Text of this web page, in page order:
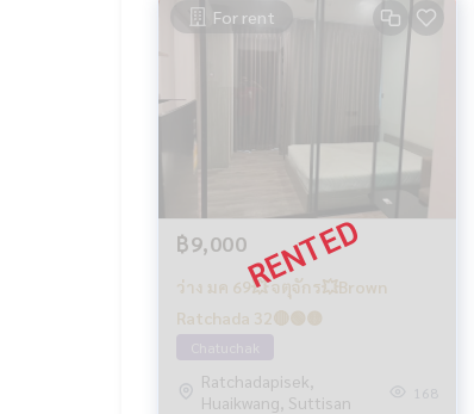
For rent
฿9,000
ว่าง มค 69💥 จตุจักร💥Brown
Ratchada 32🔴🟢🟡
Ratchadapisek,
Huaikwang, Suttisan
168